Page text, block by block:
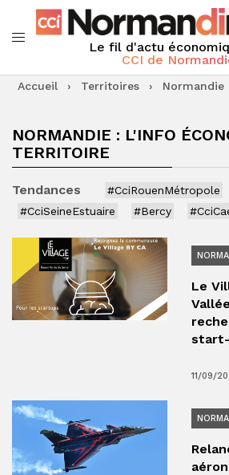
Le fil d'actu
CCI de
Accueil › Territoires › Normandie
NORMANDIE : L'INFO
TERRITOIRE
Tendances #CciRouenMétropole
#CciSeineEstuaire
#Bercy
Le
11/09/